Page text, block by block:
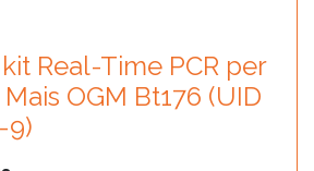
Real-Time PCR per
OGM Bt176 (UID
9)